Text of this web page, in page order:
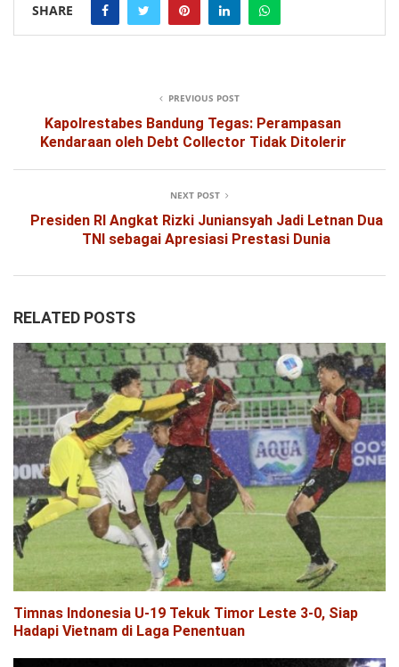
SHARE
PREVIOUS POST
Kapolrestabes Bandung Tegas: Perampasan
Kendaraan oleh Debt Collector Tidak Ditolerir
NEXT POST
Presiden RI Angkat Rizki Juniansyah Jadi Letnan Dua
TNI sebagai Apresiasi Prestasi Dunia
RELATED POSTS
Timnas Indonesia U-19 Tekuk Timor Leste 3-0, Siap
Hadapi Vietnam di Laga Penentuan